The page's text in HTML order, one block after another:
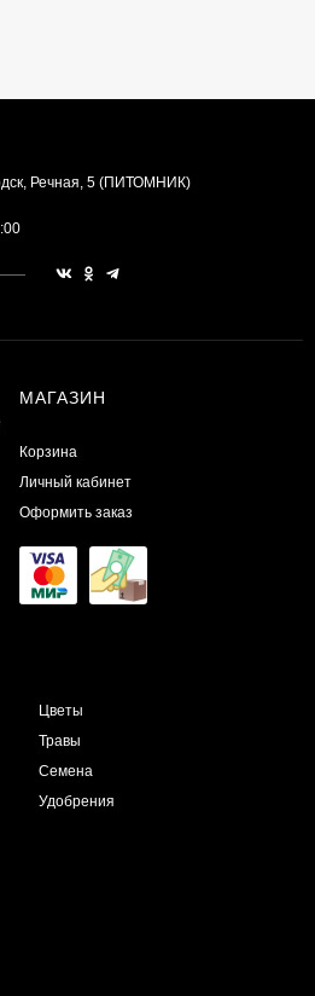
Речная, 5 (ПИТОМНИК)
МАГАЗИН
Корзина
Личный кабинет
Оформить заказ
Цветы
Травы
Семена
Удобрения